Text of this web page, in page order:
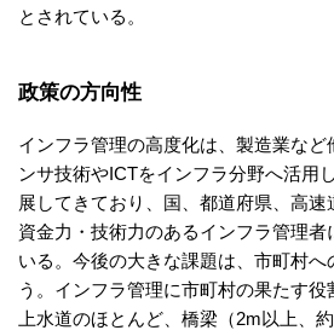
とされている。
政策の方向性
インフラ管理の高度化は、製造業など
ンサ技術やICTをインフラ分野へ活用
展してきており、国、都道府県、高
資金力・技術力のあるインフラ管理
いる。今後の大きな課題は、市町村へ
う。インフラ管理に市町村の果たす役
上水道のほとんど、橋梁（2m以上、